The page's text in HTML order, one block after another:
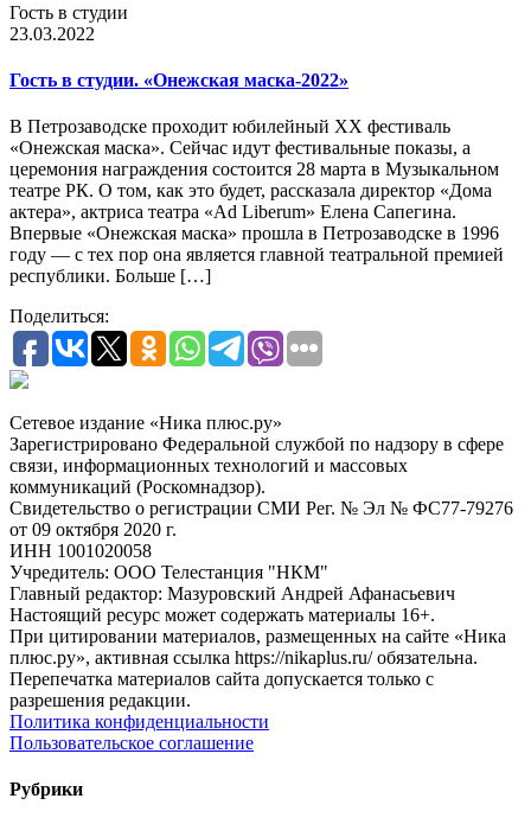
Гость в студии
23.03.2022
Гость в студии. «Онежская маска-2022»
В Петрозаводске проходит юбилейный XX фестиваль
«Онежская маска». Сейчас идут фестивальные показы, а
церемония награждения состоится 28 марта в Музыкальном
театре РК. О том, как это будет, рассказала директор «Дома
актера», актриса театра «Ad Liberum» Елена Сапегина.
Впервые «Онежская маска» прошла в Петрозаводске в 1996
году — с тех пор она является главной театральной премией
республики. Больше […]
Поделиться:
Сетевое издание «Ника плюс.ру»
Зарегистрировано Федеральной службой по надзору в сфере
связи, информационных технологий и массовых
коммуникаций (Роскомнадзор).
Свидетельство о регистрации СМИ Рег. № Эл № ФС77-79276
от 09 октября 2020 г.
ИНН 1001020058
Учредитель: ООО Телестанция "НКМ"
Главный редактор: Мазуровский Андрей Афанасьевич
Настоящий ресурс может содержать материалы 16+.
При цитировании материалов, размещенных на сайте «Ника
плюс.ру», активная ссылка https://nikaplus.ru/ обязательна.
Перепечатка материалов сайта допускается только с
разрешения редакции.
Политика конфиденциальности
Пользовательское соглашение
Рубрики